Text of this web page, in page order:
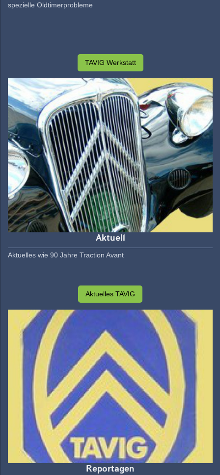
spezielle Oldtimerprobleme
TAVIG Werkstatt
Aktuell
Aktuelles wie 90 Jahre Traction Avant
Aktuelles TAVIG
Reportagen